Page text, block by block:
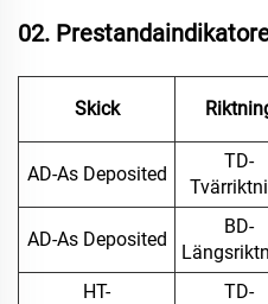
02.
Skick
AD-As Deposited
TD-
AD-As Deposited
BD-
HT-
TD-